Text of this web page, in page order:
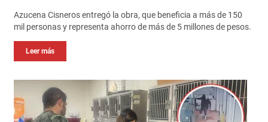
Azucena Cisneros entregó la obra, que beneficia a más de 150
mil personas y representa ahorro de más de 5 millones de pesos.
Leer más